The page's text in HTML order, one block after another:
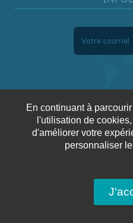
Blogue Confidentialité
AquaTerra. Tous droits
En continuant à
l'utilisation de
d'améliorer votre
personnaliser